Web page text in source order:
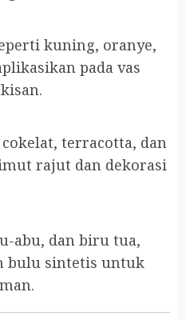
kuning, oranye,
pada vas
terracotta, dan
rajut dan dekorasi
abu, dan biru tua,
bulu sintetis untuk